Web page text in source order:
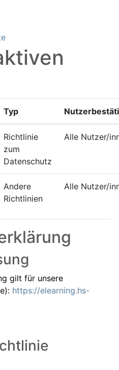
Typ
Richtlinie
zum
Datenschutz
Alle Nutzer/
Andere
Richtlinien
Alle Nutzer/
gilt für unsere
https://elearning.hs-